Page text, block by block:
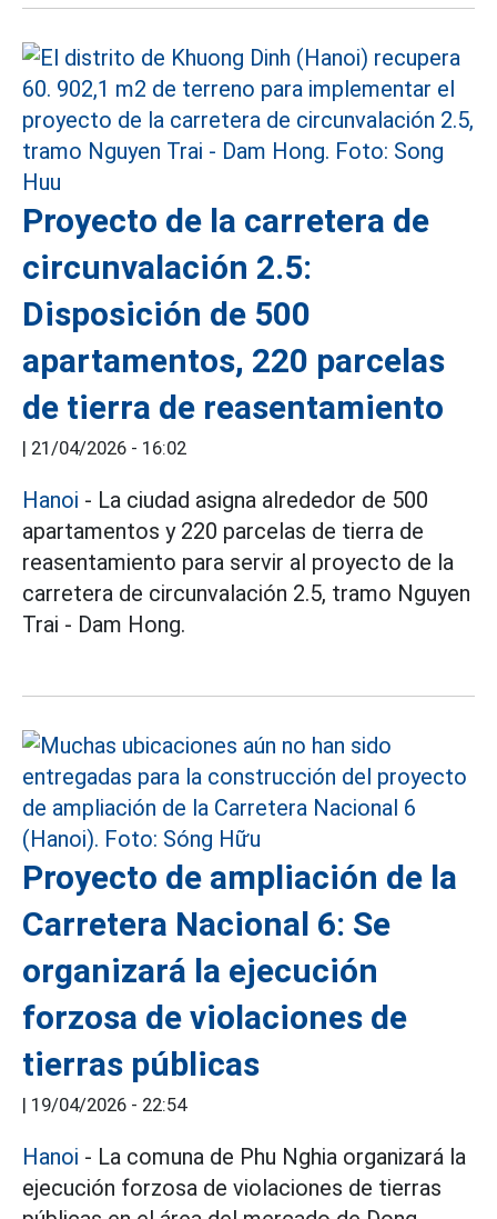
Proyecto de la carretera de
circunvalación 2.5:
Disposición de 500
apartamentos, 220 parcelas
de tierra de reasentamiento
| 21/04/2026 - 16:02
Hanoi - La ciudad asigna alrededor de 500
apartamentos y 220 parcelas de tierra de
reasentamiento para servir al proyecto de la
carretera de circunvalación 2.5, tramo Nguyen
Trai - Dam Hong.
Proyecto de ampliación de la
Carretera Nacional 6: Se
organizará la ejecución
forzosa de violaciones de
tierras públicas
| 19/04/2026 - 22:54
Hanoi - La comuna de Phu Nghia organizará la
ejecución forzosa de violaciones de tierras